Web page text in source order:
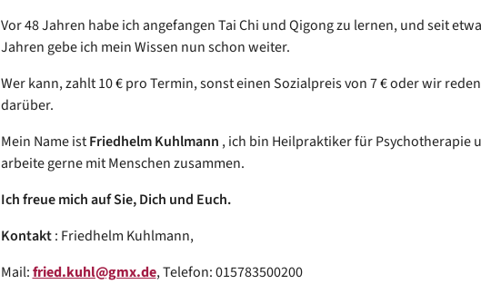
Vor 48 Jahren habe ich angefangen Tai Chi und Qigong zu lernen, und seit
Jahren gebe ich mein Wissen nun schon weiter.
Wer kann, zahlt 10 € pro Termin, sonst einen Sozialpreis von 7 € oder wir
darüber.
Mein Name istFriedhelm Kuhlmann , ich bin Heilpraktiker für Psychotherapie
arbeite gerne mit Menschen zusammen.
Ich freue mich auf Sie, Dich und Euch.
Kontakt: Friedhelm Kuhlmann,
Mail:fried.kuhl@gmx.de, Telefon: 015783500200